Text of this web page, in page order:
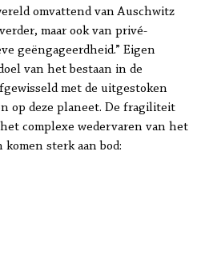
omvattend van Auschwitz
maar ook van privé-
geëngageerdheid.” Eigen
van het bestaan in de
met de uitgestoken
op deze planeet. De fragiliteit
complexe wedervaren van het
sterk aan bod: